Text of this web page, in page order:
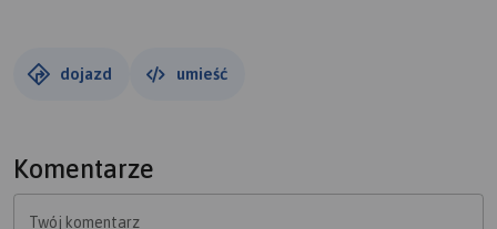
Podstawowy punkt każdego rowerzysty, który trzeba
Sławęcic przez Cysterskie Kompozycje Krajobrazowe o tej
dojazd umieść
Komentarze
Twój komentarz